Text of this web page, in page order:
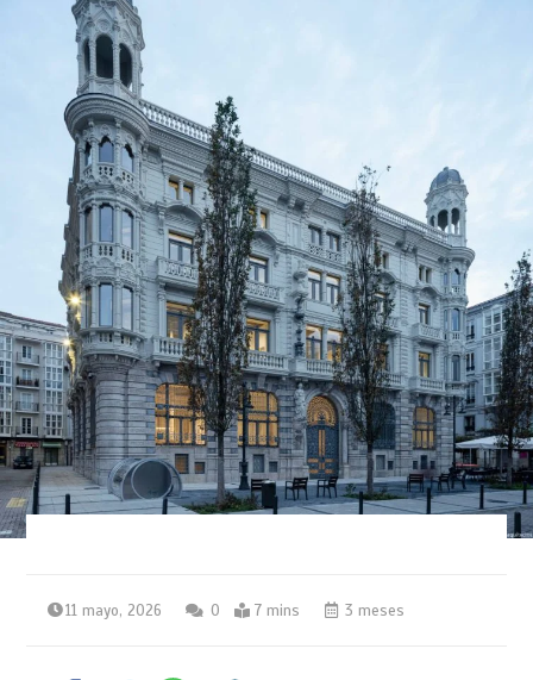
11 mayo, 2026 0 7 mins 3 meses